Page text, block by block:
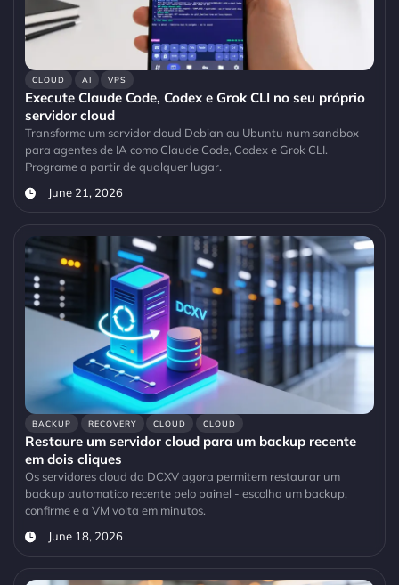
CLOUD AI VPS
Execute Claude Code, Codex e Grok CLI no seu próprio
servidor cloud
Transforme um servidor cloud Debian ou Ubuntu num sandbox
para agentes de IA como Claude Code, Codex e Grok CLI.
Programe a partir de qualquer lugar.
June 21, 2026
BACKUP RECOVERY CLOUD CLOUD
Restaure um servidor cloud para um backup recente
em dois cliques
Os servidores cloud da DCXV agora permitem restaurar um
backup automatico recente pelo painel - escolha um backup,
confirme e a VM volta em minutos.
June 18, 2026